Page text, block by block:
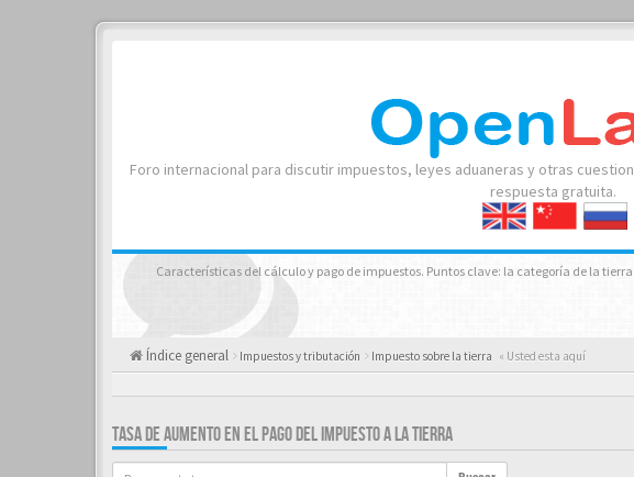
Foro internacional para discutir impuestos, leyes aduaneras y otras
respuesta gratuita.
Características del cálculo y pago de impuestos. Puntos clave: la categoría de la
Índice general Impuestos y tributación Impuesto sobre la tierra « Usted esta aquí
TASA DE AUMENTO EN EL PAGO DEL IMPUESTO A LA TIERRA